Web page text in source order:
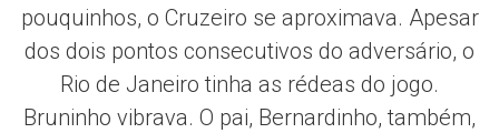
pouquinhos, o Cruzeiro se aproximava. Apesar
dos dois pontos consecutivos do adversário, o
Rio de Janeiro tinha as rédeas do jogo.
Bruninho vibrava. O pai, Bernardinho, também,